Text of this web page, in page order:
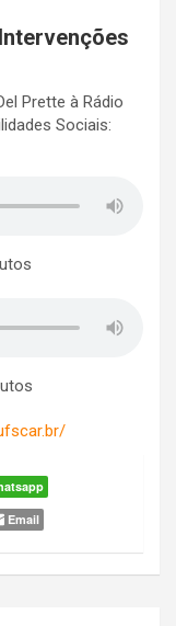
Prette à Rádio
Sociais:
Email